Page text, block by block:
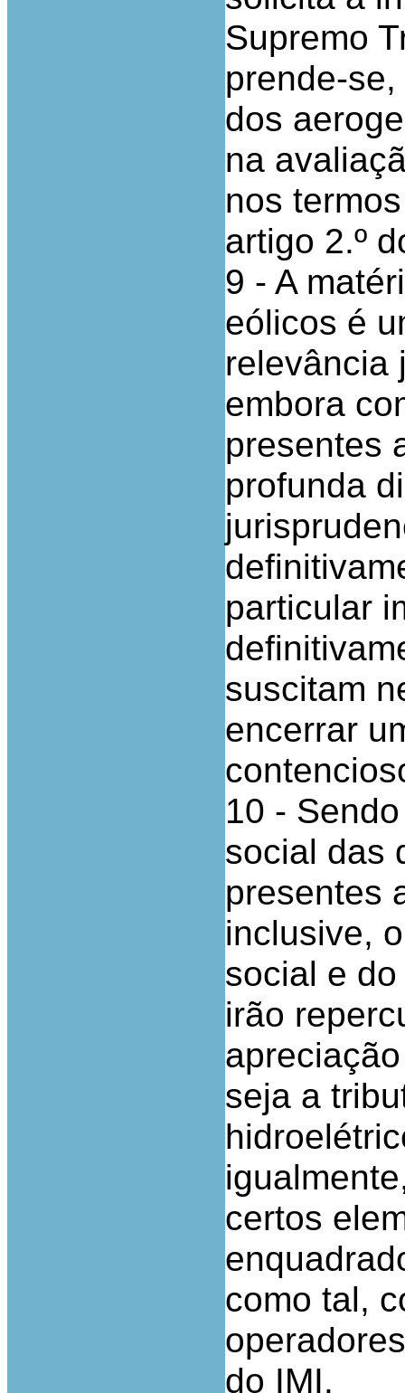
Supremo
prende-
dos
na
nos
artigo 2.º
9 - A
eólicos é
relevância
embora
presentes
profunda
particular
suscitam
encerrar
10 -
social das
presentes
inclusive,
social e
irão
seja a
certos
como tal,
do IMI.